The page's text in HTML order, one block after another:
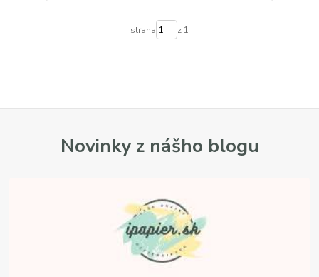
strana z 1
Novinky z nášho blogu